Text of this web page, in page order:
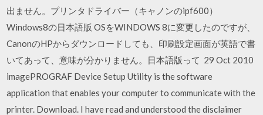
出ません。プリンタドライバー（キャノンのipf600）
Windows8の日本語版 OSをWINDOWS 8に変更したのですが、
CanonのHPからダウンロードしても、印刷設定画面が英語で書
いてあって、意味が分かりません。日本語版って 29 Oct 2010
imagePROGRAF Device Setup Utility is the software
application that enables your computer to communicate with the
printer. Download. I have read and understood the disclaimer